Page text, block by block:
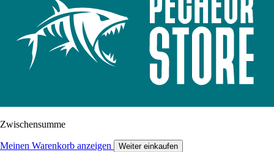
Zwischensumme
Meinen Warenkorb anzeigen Weiter einkaufen